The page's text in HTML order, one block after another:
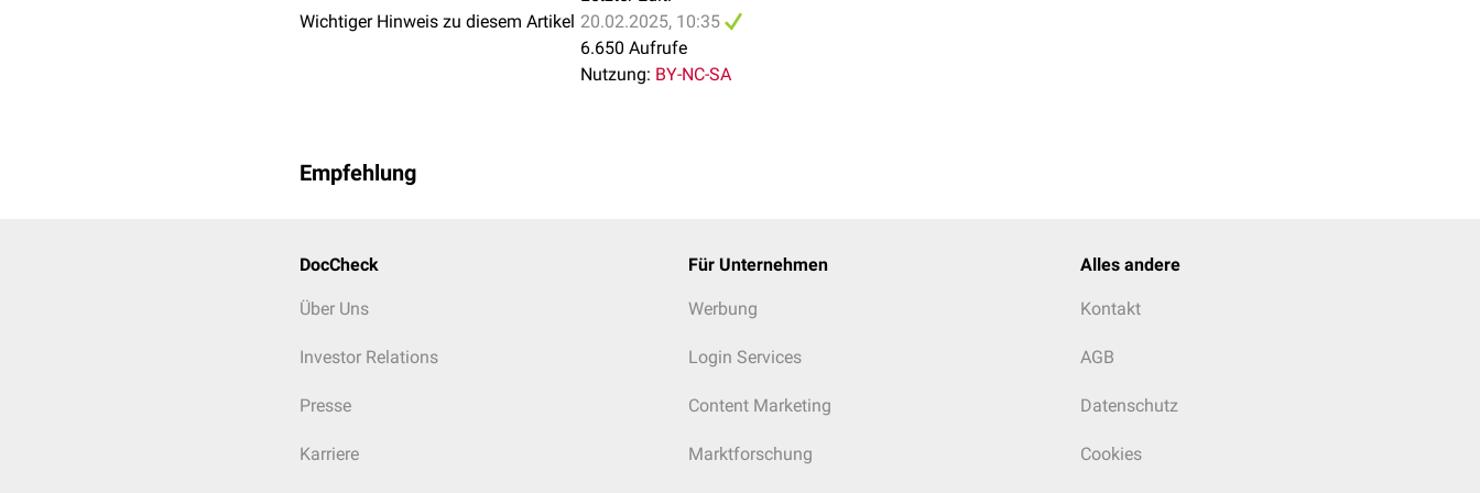
Wichtiger Hinweis zu diesem Artikel 20.02.2025, 10:35
6.650 Aufrufe
Nutzung: BY-NC-SA
Empfehlung
DocCheck
Über Uns
Investor Relations
Presse
Karriere
Für Unternehmen
Werbung
Login Services
Content Marketing
Marktforschung
Alles andere
Kontakt
AGB
Datenschutz
Cookies